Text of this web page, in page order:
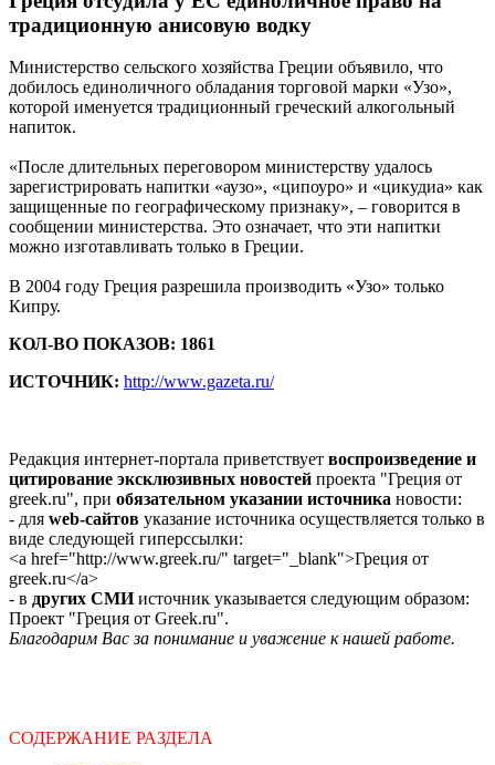
традиционную анисовую водку
Министерство сельского хозяйства Греции объявило, что
добилось единоличного обладания торговой марки «Узо»,
которой именуется традиционный греческий алкогольный
напиток.
«После длительных переговором министерству удалось
зарегистрировать напитки «аузо», «ципоуро» и «цикудиа» как
защищенные по географическому признаку», – говорится в
сообщении министерства. Это означает, что эти напитки
можно изготавливать только в Греции.
В 2004 году Греция разрешила производить «Узо» только
Кипру.
КОЛ-ВО ПОКАЗОВ: 1861
ИСТОЧНИК: http://www.gazeta.ru/
Редакция интернет-портала приветствует воспроизведение и
цитирование эксклюзивных новостей проекта "Греция от
greek.ru", при обязательном указании источника новости:
- для web-сайтов указание источника осуществляется только в
виде следующей гиперссылки:
<a href="http://www.greek.ru/" target="_blank">Греция от
greek.ru</a>
- в других СМИисточник указывается следующим образом:
Проект "Греция от Greek.ru".
Благодарим Вас за понимание и уважение к нашей работе.
СОДЕРЖАНИЕ РАЗДЕЛА